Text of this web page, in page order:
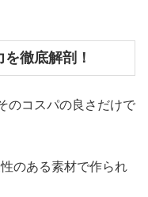
徹底解剖！
のコスパの良さだけで
のある素材で作られ